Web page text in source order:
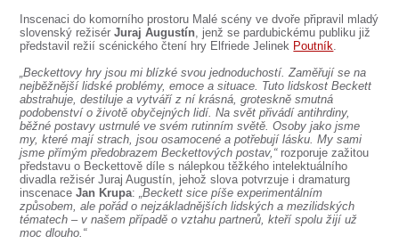
O DIVADLE
DÁLE NABÍZÍME
Inscenaci do komorního prostoru Malé scény ve dvoře připravil mladý
slovenský režisérJuraj Augustín, jenž se pardubickému publiku již
představil režií scénického čtení hry Elfriede Jelinek Poutník.
„Beckettovy hry jsou mi blízké svou jednoduchostí. Zaměřují se na
nejběžnější lidské problémy, emoce a situace. Tuto lidskost Beckett
abstrahuje, destiluje a vytváří z ní krásná, groteskně smutná
podobenství o životě obyčejných lidí. Na svět přivádí antihrdiny,
běžné postavy ustrnulé ve svém rutinním světě. Osoby jako jsme
my, které mají strach, jsou osamocené a potřebují lásku. My sami
jsme přímým předobrazem Beckettových postav,“rozporuje zažitou
představu o Beckettově díle s nálepkou těžkého intelektuálního
divadla režisér Juraj Augustín, jehož slova potvrzuje i dramaturg
inscenaceJan Krupa:„Beckett sice píše experimentálním
způsobem, ale pořád o nejzákladnějších lidských a mezilidských
tématech – v našem případě o vztahu partnerů, kteří spolu žijí už
moc dlouho.“